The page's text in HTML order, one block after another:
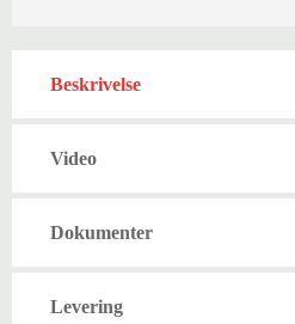
Beskrivelse
Video
Dokumenter
Levering